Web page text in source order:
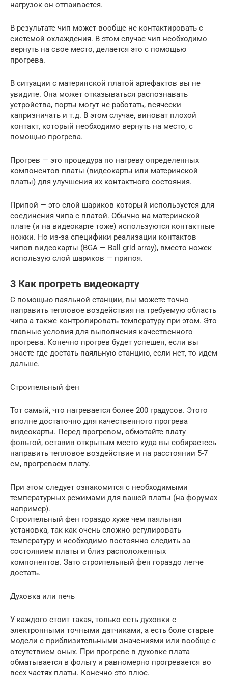
нагрузок он отпаивается.
В результате чип может вообще не контактировать с
системой охлаждения. В этом случае чип необходимо
вернуть на свое место, делается это с помощью
прогрева.
В ситуации с материнской платой артефактов вы не
увидите. Она может отказываться распознавать
устройства, порты могут не работать, всячески
капризничать и т.д. В этом случае, виноват плохой
контакт, который необходимо вернуть на место, с
помощью прогрева.
Прогрев — это процедура по нагреву определенных
компонентов платы (видеокарты или материнской
платы) для улучшения их контактного состояния.
Припой — это слой шариков который используется для
соединения чипа с платой. Обычно на материнской
плате (и на видеокарте тоже) используются контактные
ножки. Но из-за специфики реализации контактов
чипов видеокарты (BGA — Ball grid array), вместо ножек
использую слой шариков — припоя.
3 Как прогреть видеокарту
С помощью паяльной станции, вы можете точно
направить тепловое воздействия на требуемую область
чипа а также контролировать температуру при этом. Это
главные условия для выполнения качественного
прогрева. Конечно прогрев будет успешен, если вы
знаете где достать паяльную станцию, если нет, то идем
дальше.
Строительный фен
Тот самый, что нагревается более 200 градусов. Этого
вполне достаточно для качественного прогрева
видеокарты. Перед прогревом, обмотайте плату
фольгой, оставив открытым место куда вы собираетесь
направить тепловое воздействие и на расстоянии 5-7
см, прогреваем плату.
При этом следует ознакомится с необходимыми
температурных режимами для вашей платы (на форумах
например).
Строительный фен гораздо хуже чем паяльная
установка, так как очень сложно регулировать
температуру и необходимо постоянно следить за
состоянием платы и близ расположенных
компонентов. Зато строительный фен гораздо легче
достать.
Духовка или печь
У каждого стоит такая, только есть духовки с
электронными точными датчиками, а есть боле старые
модели с приблизительными значениями или вообще с
отсутствием оных. При прогреве в духовке плата
обматывается в фольгу и равномерно прогревается во
всех частях платы. Конечно это плюс.